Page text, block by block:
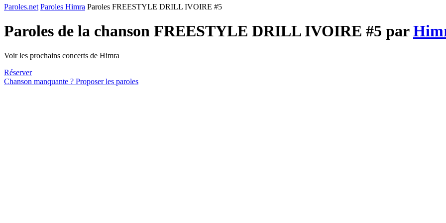
Paroles.net Paroles Himra Paroles FREESTYLE DRILL IVOIRE #5
Paroles de la chanson FREESTYLE DRILL IVOIRE #5 par
Voir les prochains concerts de Himra
Réserver
Chanson manquante ? Proposer les paroles